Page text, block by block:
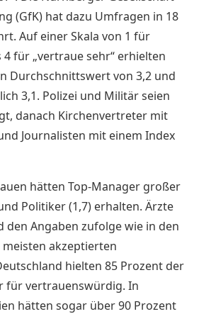
(GfK) hat dazu Umfragen in 18
Auf einer Skala von 1 für
4 für „vertraue sehr“ erhielten
Durchschnittswert von 3,2 und
3,1. Polizei und Militär seien
danach Kirchenvertreter mit
Journalisten mit einem Index
hätten Top-Manager großer
Politiker (1,7) erhalten. Ärzte
den Angaben zufolge wie in den
meisten akzeptierten
hielten 85 Prozent der
für vertrauenswürdig. In
hätten sogar über 90 Prozent